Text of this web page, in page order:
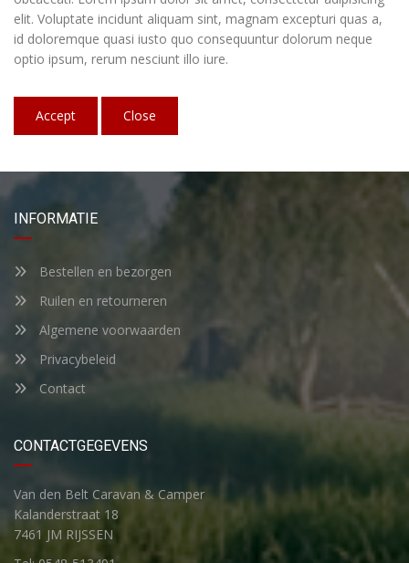
elit. Voluptate incidunt aliquam sint, magnam excepturi quas a,
id doloremque quasi iusto quo consequuntur dolorum neque
optio ipsum, rerum nesciunt illo iure.
Accept Close
INFORMATIE
Bestellen en bezorgen
Ruilen en retourneren
Algemene voorwaarden
Privacybeleid
Contact
CONTACTGEGEVENS
Van den Belt Caravan & Camper
Kalanderstraat 18
7461 JM RIJSSEN